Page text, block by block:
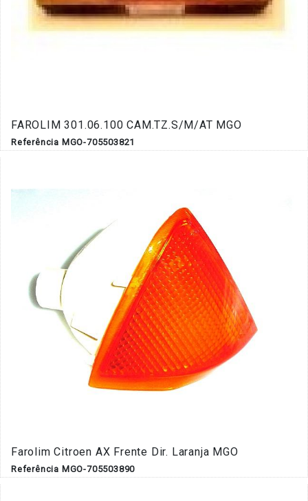
FAROLIM 301.06.100 CAM.TZ.S/M/AT MGO
Referência MGO-705503821
Farolim Citroen AX Frente Dir. Laranja MGO
Referência MGO-705503890